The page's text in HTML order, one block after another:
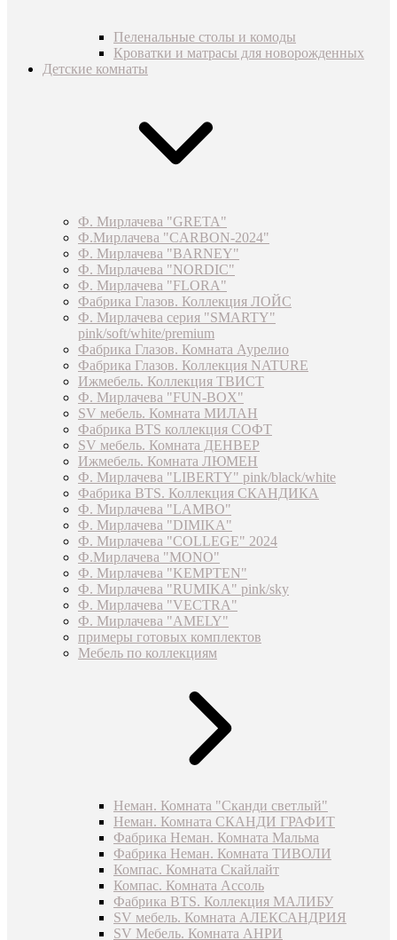
Пеленальные столы и комоды
Кроватки и матрасы для новорожденных
Детские комнаты
Ф. Мирлачева "GRETA"
Ф.Мирлачева "CARBON-2024"
Ф. Мирлачева "BARNEY"
Ф. Мирлачева "NORDIC"
Ф. Мирлачева "FLORA"
Фабрика Глазов. Коллекция ЛОЙС
Ф. Мирлачева серия "SMARTY"
pink/soft/white/premium
Фабрика Глазов. Комната Аурелио
Фабрика Глазов. Коллекция NATURE
Ижмебель. Коллекция ТВИСТ
Ф. Мирлачева "FUN-BOX"
SV мебель. Комната МИЛАН
Фабрика BTS коллекция СОФТ
SV мебель. Комната ДЕНВЕР
Ижмебель. Комната ЛЮМЕН
Ф. Мирлачева "LIBERTY" pink/black/white
Фабрика BTS. Коллекция СКАНДИКА
Ф. Мирлачева "LAMBO"
Ф. Мирлачева "DIMIKA"
Ф. Мирлачева "COLLEGE" 2024
Ф.Мирлачева "MONO"
Ф. Мирлачева "KEMPTEN"
Ф. Мирлачева "RUMIKA" pink/sky
Ф. Мирлачева "VECTRA"
Ф. Мирлачева "AMELY"
примеры готовых комплектов
Мебель по коллекциям
Неман. Комната "Сканди светлый"
Неман. Комната СКАНДИ ГРАФИТ
Фабрика Неман. Комната Мальма
Фабрика Неман. Комната ТИВОЛИ
Компас. Комната Скайлайт
Компас. Комната Ассоль
Фабрика BTS. Коллекция МАЛИБУ
SV мебель. Комната АЛЕКСАНДРИЯ
SV Мебель. Комната АНРИ